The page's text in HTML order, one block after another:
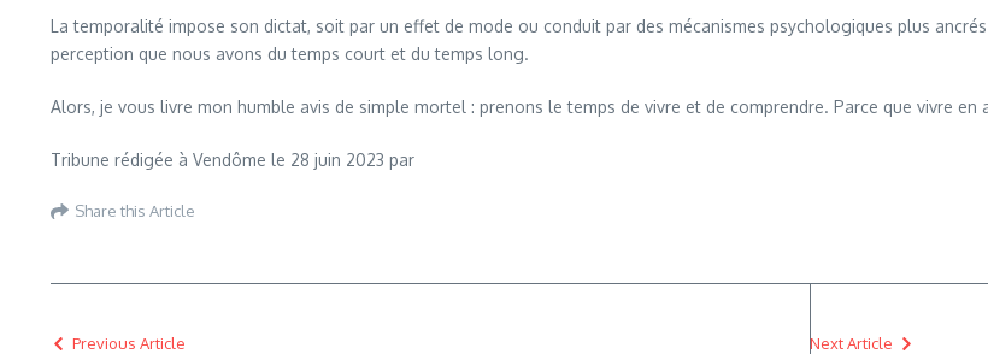
La temporalité impose son dictat, soit par un effet de mode ou conduit par des mécanismes psychologiques plus
perception que nous avons du temps court et du temps long.
Alors, je vous livre mon humble avis de simple mortel : prenons le temps de vivre et de comprendre. Parce que vivre
Tribune rédigée à Vendôme le 28 juin 2023 par
Share this Article
Previous Article Next Article